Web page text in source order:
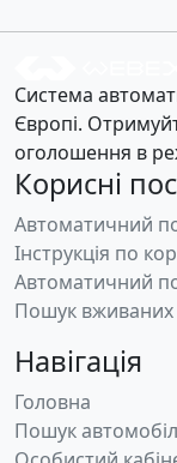
Система
Європі.
оголошення в
Корисні
Автоматичний
Інструкція по
Автоматичний
Пошук вживаних
Навігація
Головна
Пошук